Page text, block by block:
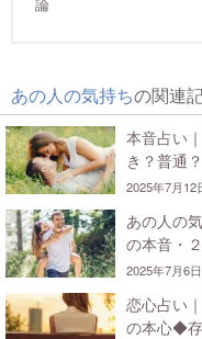
あの人の気持ちの関連
本音占い
き？普通
2025年7月12
あの人の
の本音・
2025年7月6日
恋心占い
の本心◆